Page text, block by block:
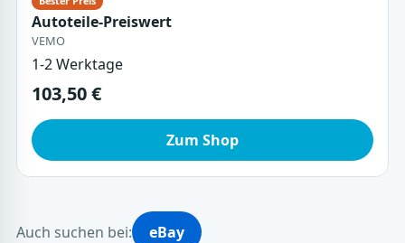
Autoteile-Preiswert
VEMO
1-2 Werktage
103,50 €
Zum Shop
Auch suchen bei: eBay